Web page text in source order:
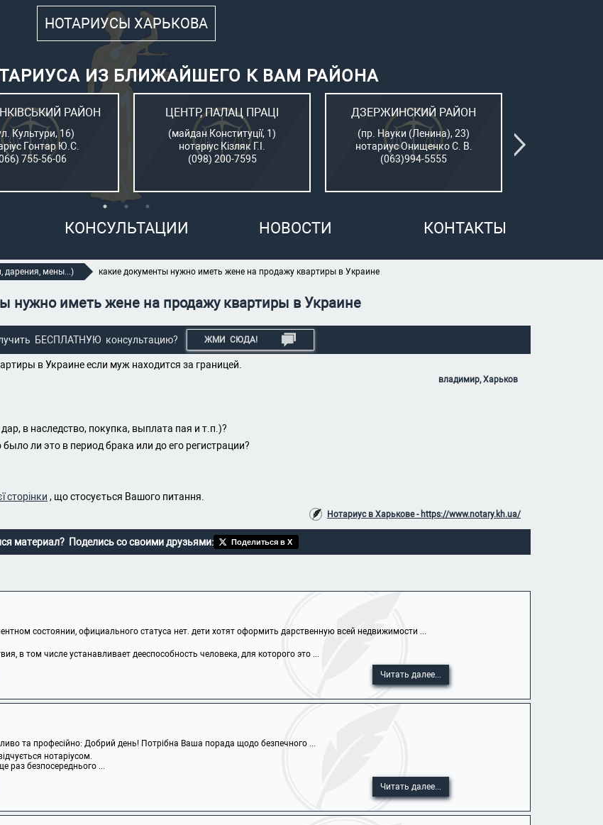
НОТАРИУСЫ ХАРЬКОВА
ИЗ БЛИЖАЙШЕГО К ВАМ РАЙОНА
РАЙОН
Культури, 16)
Гонтар Ю.С.
755-56-06
ЦЕНТР, ПАЛАЦ ПРАЦІ
(майдан Конституції, 1)
нотаріус Кізляк Г.І.
(098) 200-7595
ДЗЕРЖИНСКИЙ РАЙОН
(пр. Науки (Ленина), 23)
нотариус Онищенко С. В.
(063)994-5555
КОНСУЛЬТАЦИИ НОВОСТИ КОНТАКТЫ
дарения, мены...) какие документы нужно иметь жене на продажу квартиры в Украине
нужно иметь жене на продажу квартиры в Украине
БЕСПЛАТНУЮ консультацию? ЖМИ СЮДА!
в Украине если муж находится за границей.
владимир, Харьков
в наследство, покупка, выплата пая и т.п.)?
ли это в период брака или до его регистрации?
сторінки , що стосується Вашого питання.
Нотариус в Харькове - https://www.notary.kh.ua/
материал? Поделись со своими друзьями: Поделиться в X
состоянии, официального статуса нет. дети хотят оформить дарственную всей недвижимости ...
в том числе устанавливает дееспособность человека, для которого это ...
Читать далее...
та професійно: Добрий день! Потрібна Ваша порада щодо безпечного ...
нотаріусом.
раз безпосереднього ...
Читать далее...